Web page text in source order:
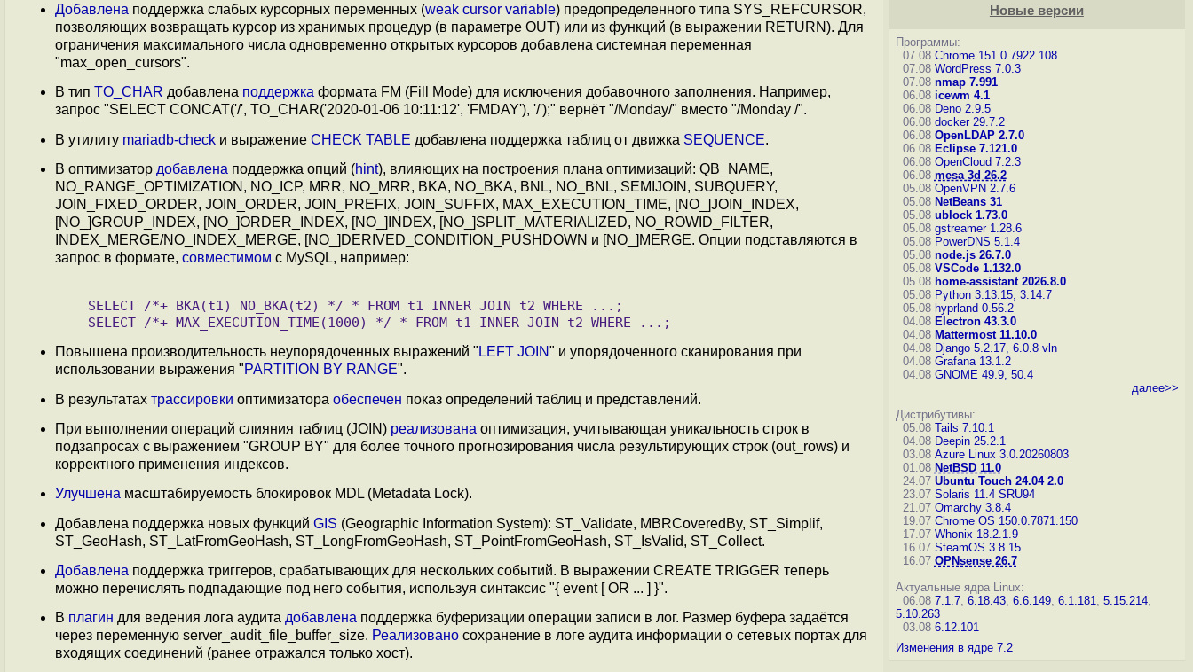
Добавлена поддержка слабых курсорных переменных (weak cursor variable) предопределенного типа SYS_REFCURSOR,
позволяющих возвращать курсор из хранимых процедур (в параметре OUT) или из функций (в выражении RETURN). Для
ограничения максимального числа одновременно открытых курсоров добавлена системная переменная
"max_open_cursors".
В тип TO_CHAR добавлена поддержка формата FM (Fill Mode) для исключения добавочного заполнения. Например,
запрос "SELECT CONCAT('/', TO_CHAR('2020-01-06 10:11:12', 'FMDAY'), '/');" вернёт "/Monday/" вместо "/Monday /".
В утилиту mariadb-check и выражение CHECK TABLE добавлена поддержка таблиц от движка SEQUENCE.
В оптимизатор добавлена поддержка опций (hint), влияющих на построения плана оптимизаций: QB_NAME,
NO_RANGE_OPTIMIZATION, NO_ICP, MRR, NO_MRR, BKA, NO_BKA, BNL, NO_BNL, SEMIJOIN, SUBQUERY,
JOIN_FIXED_ORDER, JOIN_ORDER, JOIN_PREFIX, JOIN_SUFFIX, MAX_EXECUTION_TIME, [NO_]JOIN_INDEX,
[NO_]GROUP_INDEX, [NO_]ORDER_INDEX, [NO_]INDEX, [NO_]SPLIT_MATERIALIZED, NO_ROWID_FILTER,
INDEX_MERGE/NO_INDEX_MERGE, [NO_]DERIVED_CONDITION_PUSHDOWN и [NO_]MERGE. Опции подставляются в
запрос в формате, совместимом с MySQL, например:
Повышена производительность неупорядоченных выражений " LEFT JOIN" и упорядоченного сканирования при
использовании выражения "PARTITION BY RANGE".
В результатах трассировки оптимизатора обеспечен показ определений таблиц и представлений.
При выполнении операций слияния таблиц (JOIN) реализована оптимизация, учитывающая уникальность строк в
подзапросах с выражением "GROUP BY" для более точного прогнозирования числа результирующих строк (out_rows) и
корректного применения индексов.
Улучшена масштабируемость блокировок MDL (Metadata Lock).
Добавлена поддержка новых функций GIS (Geographic Information System): ST_Validate, MBRCoveredBy, ST_Simplif,
ST_GeoHash, ST_LatFromGeoHash, ST_LongFromGeoHash, ST_PointFromGeoHash, ST_IsValid, ST_Collect.
Добавлена поддержка триггеров, срабатывающих для нескольких событий. В выражении CREATE TRIGGER теперь
можно перечислять подпадающие под него события, используя синтаксис "{ event [ OR ... ] }".
В плагин для ведения лога аудита добавлена поддержка буферизации операции записи в лог. Размер буфера задаётся
через переменную server_audit_file_buffer_size. Реализовано сохранение в логе аудита информации о сетевых портах для
входящих соединений (ранее отражался только хост).
Новые версии
Программы:
07.08 Chrome 151.0.7922.108
07.08 WordPress 7.0.3
07.08 nmap 7.991
06.08 icewm 4.1
06.08 Deno 2.9.5
06.08 docker 29.7.2
06.08 OpenLDAP 2.7.0
06.08 Eclipse 7.121.0
06.08 OpenCloud 7.2.3
06.08 mesa 3d 26.2
05.08 OpenVPN 2.7.6
05.08 NetBeans 31
05.08 ublock 1.73.0
05.08 gstreamer 1.28.6
05.08 PowerDNS 5.1.4
05.08 node.js 26.7.0
05.08 VSCode 1.132.0
05.08 home-assistant 2026.8.0
05.08 Python 3.13.15, 3.14.7
05.08 hyprland 0.56.2
04.08 Electron 43.3.0
04.08 Mattermost 11.10.0
04.08 Django 5.2.17, 6.0.8 vln
04.08 Grafana 13.1.2
04.08 GNOME 49.9, 50.4
далее>>
Дистрибутивы:
05.08 Tails 7.10.1
04.08 Deepin 25.2.1
03.08 Azure Linux 3.0.20260803
01.08 NetBSD 11.0
24.07 Ubuntu Touch 24.04 2.0
23.07 Solaris 11.4 SRU94
21.07 Omarchy 3.8.4
19.07 Chrome OS 150.0.7871.150
17.07 Whonix 18.2.1.9
16.07 SteamOS 3.8.15
16.07 OPNsense 26.7
Актуальные ядра Linux:
06.08 7.1.7, 6.18.43, 6.6.149, 6.1.181, 5.15.214,
5.10.263
03.08 6.12.101
Изменения в ядре 7.2